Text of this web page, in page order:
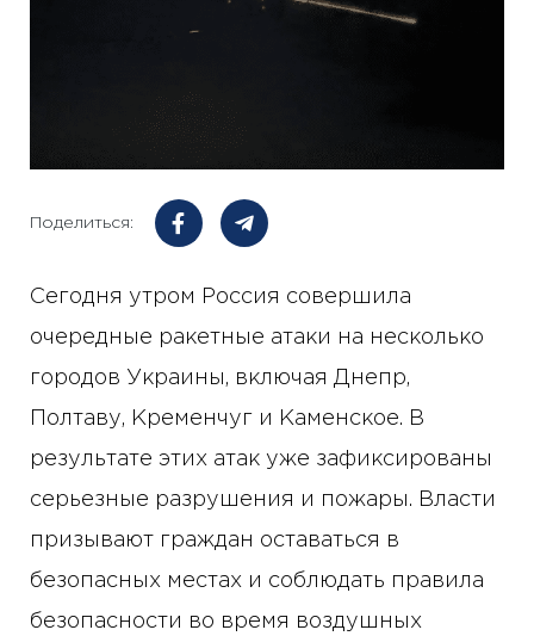
Поделиться:
Сегодня утром Россия совершила
очередные ракетные атаки на несколько
городов Украины, включая Днепр,
Полтаву, Кременчуг и Каменское. В
результате этих атак уже зафиксированы
серьезные разрушения и пожары. Власти
призывают граждан оставаться в
безопасных местах и ​​соблюдать правила
безопасности во время воздушных